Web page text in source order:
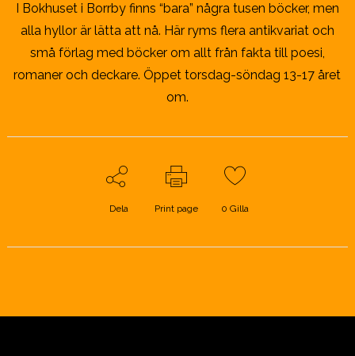
I Bokhuset i Borrby finns “bara” några tusen böcker, men
alla hyllor är lätta att nå. Här ryms flera antikvariat och
små förlag med böcker om allt från fakta till poesi,
romaner och deckare. Öppet torsdag-söndag 13-17 året
om.
Dela Print page 0 Gilla